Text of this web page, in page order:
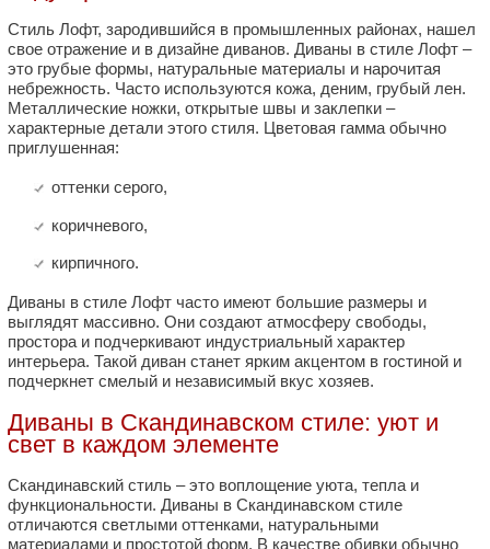
Стиль Лофт, зародившийся в промышленных районах, нашел
свое отражение и в дизайне диванов. Диваны в стиле Лофт –
это грубые формы, натуральные материалы и нарочитая
небрежность. Часто используются кожа, деним, грубый лен.
Металлические ножки, открытые швы и заклепки –
характерные детали этого стиля. Цветовая гамма обычно
приглушенная:
оттенки серого,
коричневого,
кирпичного.
Диваны в стиле Лофт часто имеют большие размеры и
выглядят массивно. Они создают атмосферу свободы,
простора и подчеркивают индустриальный характер
интерьера. Такой диван станет ярким акцентом в гостиной и
подчеркнет смелый и независимый вкус хозяев.
Диваны в Скандинавском стиле: уют и
свет в каждом элементе
Скандинавский стиль – это воплощение уюта, тепла и
функциональности. Диваны в Скандинавском стиле
отличаются светлыми оттенками, натуральными
материалами и простотой форм. В качестве обивки обычно